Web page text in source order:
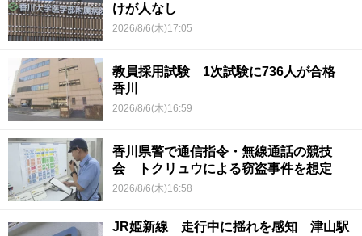
けが人なし
2026/8/6(木)17:05
教員採用試験 1次試験に736人が合格
香川
2026/8/6(木)16:59
香川県警で通信指令・無線通話の競技
会 トクリュウによる窃盗事件を想定
2026/8/6(木)16:58
JR姫新線 走行中に揺れを感知 津山駅